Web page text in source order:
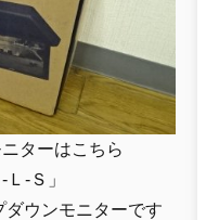
ターはこちら
-Ｓ」
ダウンモニターです